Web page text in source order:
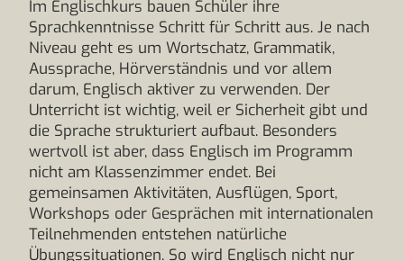
Im Englischkurs bauen Schüler ihre
Sprachkenntnisse Schritt für Schritt aus. Je nach
Niveau geht es um Wortschatz, Grammatik,
Aussprache, Hörverständnis und vor allem
darum, Englisch aktiver zu verwenden. Der
Unterricht ist wichtig, weil er Sicherheit gibt und
die Sprache strukturiert aufbaut. Besonders
wertvoll ist aber, dass Englisch im Programm
nicht am Klassenzimmer endet. Bei
gemeinsamen Aktivitäten, Ausflügen, Sport,
Workshops oder Gesprächen mit internationalen
Teilnehmenden entstehen natürliche
Übungssituationen. So wird Englisch nicht nur